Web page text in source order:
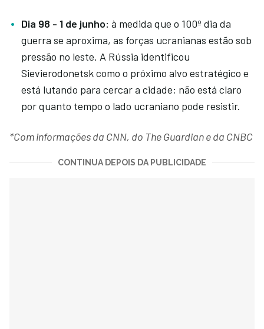
Dia 98 - 1 de junho: à medida que o 100º dia da
guerra se aproxima, as forças ucranianas estão sob
pressão no leste. A Rússia identificou
Sievierodonetsk como o próximo alvo estratégico e
está lutando para cercar a cidade; não está claro
por quanto tempo o lado ucraniano pode resistir.
*Com informações da CNN, do The Guardian e da CNBC
CONTINUA DEPOIS DA PUBLICIDADE